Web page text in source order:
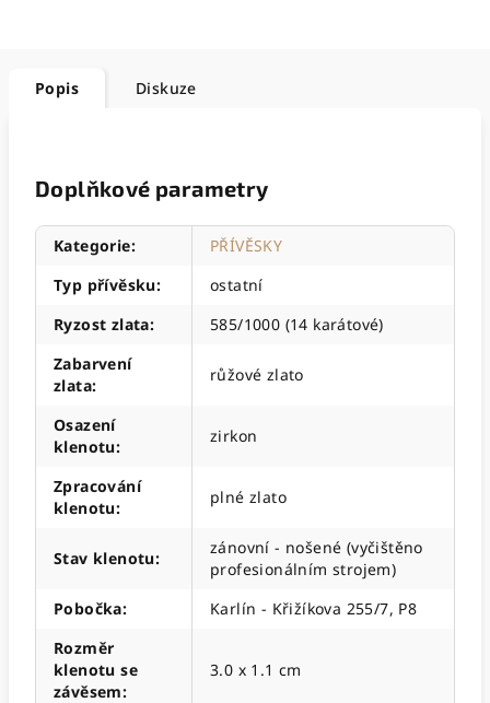
Popis Diskuze
Doplňkové parametry
Kategorie:
PŘÍVĚSKY
Typ přívěsku:
ostatní
Ryzost zlata:
585/1000 (14 karátové)
Zabarvení
zlata:
růžové zlato
Osazení
klenotu:
zirkon
Zpracování
klenotu:
plné zlato
Stav klenotu:
zánovní - nošené (vyčištěno
profesionálním strojem)
Pobočka:
Karlín - Křižíkova 255/7, P8
Rozměr
klenotu se
závěsem:
3.0 x 1.1 cm